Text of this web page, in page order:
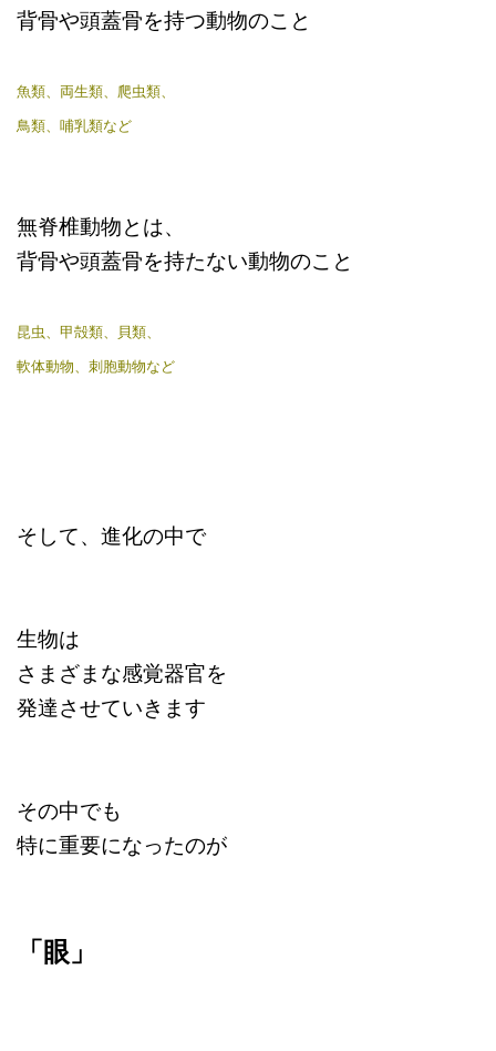
背骨や頭蓋骨を持つ動物のこと
魚類、両生類、爬虫類、
鳥類、哺乳類など
無脊椎動物とは、
背骨や頭蓋骨を持たない動物のこと
昆虫、甲殻類、貝類、
軟体動物、刺胞動物など
そして、進化の中で
生物は
さまざまな感覚器官を
発達させていきます
その中でも
特に重要になったのが
「眼」